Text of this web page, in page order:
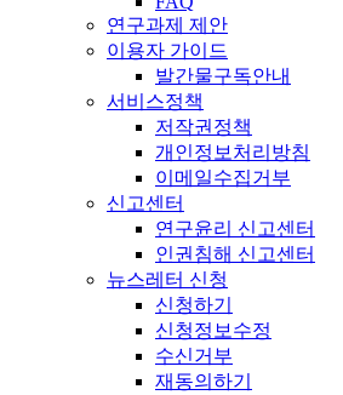
연구과제 제안
이용자 가이드
발간물구독안내
서비스정책
저작권정책
개인정보처리방침
이메일수집거부
신고센터
연구윤리 신고센터
인권침해 신고센터
뉴스레터 신청
신청하기
신청정보수정
수신거부
재동의하기